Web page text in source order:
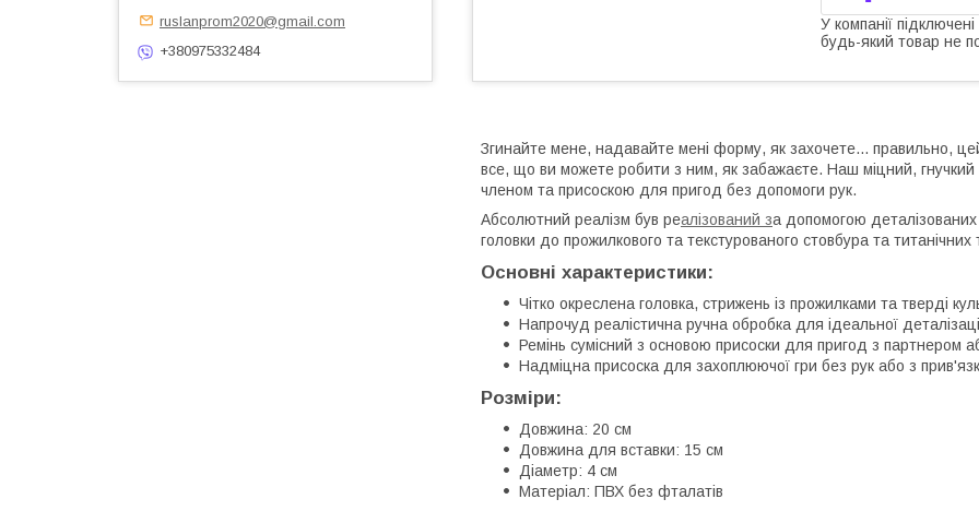
У компанії
будь-який товар не
Згинайте мене, надавайте мені форму, як захочете... правильно,
все, що ви можете робити з ним, як забажаєте. Наш міцний,
членом та присоскою для пригод без допомоги рук.
Абсолютний реалізм був реалізований за допомогою деталізованих
головки до прожилкового та текстурованого стовбура та титанічних
Основні характеристики:
Чітко окреслена головка, стрижень із прожилками та тверді
Напрочуд реалістична ручна обробка для ідеальної
Ремінь сумісний з основою присоски для пригод з партнером
Надміцна присоска для захоплюючої гри без рук або з
Розміри:
Довжина: 20 см
Довжина для вставки: 15 см
Діаметр: 4 см
Матеріал: ПВХ без фталатів
ruslanprom2020@gmail.com
+380975332484